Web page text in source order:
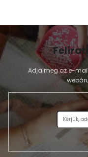
Adja meg az e-